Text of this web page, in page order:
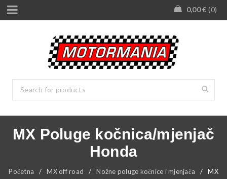
0,00€ 0
MX Poluge kočnica/mjenjač
Honda
Početna / MX off road / Nožne poluge kočnice i mjenjača /
MX